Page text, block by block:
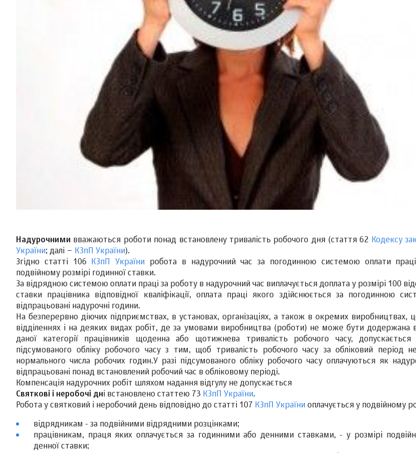
Надурочними вважаються роботи понад встановлену тривалість робочого дня (стаття 62 Кодексу
України; далі – КЗпП України).
Згідно статті 106 КЗпП України робота в надурочний час за погодинною системою оплати
подвійному розмірі годинної ставки.
За відрядною системою оплати праці за роботу в надурочний час виплачується доплата у розмірі 100
ставки працівника відповідної кваліфікації, оплата праці якого здійснюється за погодинною
відпрацьовані надурочні години.
На безперервно діючих підприємствах, в установах, організаціях, а також в окремих виробництвах,
відділеннях і на деяких видах робіт, де за умовами виробництва (роботи) не може бути додержана
даної категорії працівників щоденна або щотижнева тривалість робочого часу, допускається
підсумованого обліку робочого часу з тим, щоб тривалість робочого часу за обліковий період
нормального числа робочих годин.У разі підсумованого обліку робочого часу оплачуються як
відпрацьовані понад встановлений робочий час в обліковому періоді.
Компенсація надурочних робіт шляхом надання відгулу не допускається
Святкові і неробочі дні встановлено статтею 73 КЗпП України.
Робота у святковий і неробочий день відповідно до статті 107 КЗпП України оплачується у подвійному
відрядникам - за подвійними відрядними розцінками;
працівникам, праця яких оплачується за годинними або денними ставками, - у розмірі
денної ставки;